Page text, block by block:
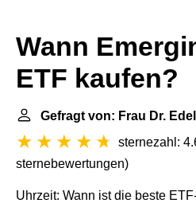
Wann
ETF kaufen?
Gefragt von: Frau Dr.
sternezahl:
sternebewertungen)
Uhrzeit: Wann ist die beste